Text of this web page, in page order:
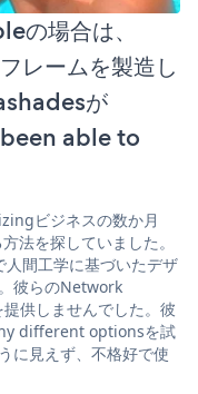
場合は、
レームを製造し
が
able to
ビジネスの数か月
法を探していました。
間工学に基づいたデザ
彼らのNetwork
供しませんでした。彼
different optionsを試
に見えず、不格好で使